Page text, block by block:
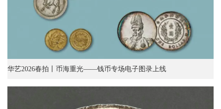
华艺2026春拍丨币海重光——钱币专场电子图录上线